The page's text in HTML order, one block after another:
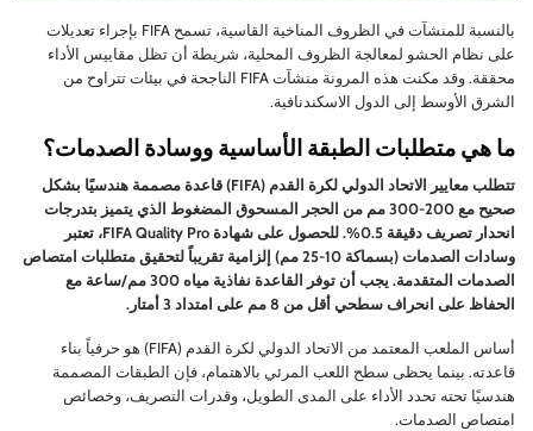
بالنسبة للمنشآت في الظروف المناخية القاسية، تسمح FIFA بإجراء تعديلات
على نظام الحشو لمعالجة الظروف المحلية، شريطة أن تظل مقاييس الأداء
محققة. وقد مكنت هذه المرونة منشآت FIFA الناجحة في بيئات تتراوح من
الشرق الأوسط إلى الدول الاسكندنافية.
ما هي متطلبات الطبقة الأساسية ووسادة الصدمات؟
تتطلب معايير الاتحاد الدولي لكرة القدم (FIFA) قاعدة مصممة هندسيًا بشكل
صحيح مع 200-300 مم من الحجر المسحوق المضغوط الذي يتميز بتدرجات
انحدار تصريف دقيقة 0.5%. للحصول على شهادة FIFA Quality Pro، تعتبر
وسادات الصدمات (بسماكة 10-25 مم) إلزامية تقريباً لتحقيق متطلبات امتصاص
الصدمات المتقدمة. يجب أن توفر القاعدة نفاذية مياه 300 مم/ساعة مع
الحفاظ على انحراف سطحي أقل من 8 مم على امتداد 3 أمتار.
أساس الملعب المعتمد من الاتحاد الدولي لكرة القدم (FIFA) هو حرفياً بناء
قاعدته. بينما يحظى سطح اللعب المرئي بالاهتمام، فإن الطبقات المصممة
هندسيًا تحته تحدد الأداء على المدى الطويل، وقدرات التصريف، وخصائص
امتصاص الصدمات.